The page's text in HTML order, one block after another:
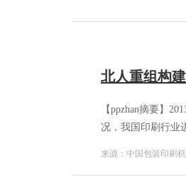
北人重组构
【ppzhan摘要】
况，我国印刷行业
来源：中国包装印刷